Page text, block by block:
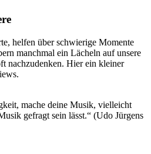
helfen über schwierige Momente
manchmal ein Lächeln auf unsere
nachzudenken. Hier ein kleiner
mache deine Musik, vielleicht
gefragt sein lässt.“ (Udo Jürgens